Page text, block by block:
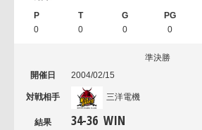
0 0 0 0
準決勝
2004/02/15
三洋電機
34-36 WIN